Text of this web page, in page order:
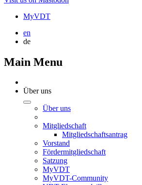
MyVDT
en
de
Main Menu
Über uns
Über uns
Mitgliedschaft
Mitgliedschaftsantrag
Vorstand
Fördermitgliedschaft
Satzung
MyVDT
MyVDT-Community